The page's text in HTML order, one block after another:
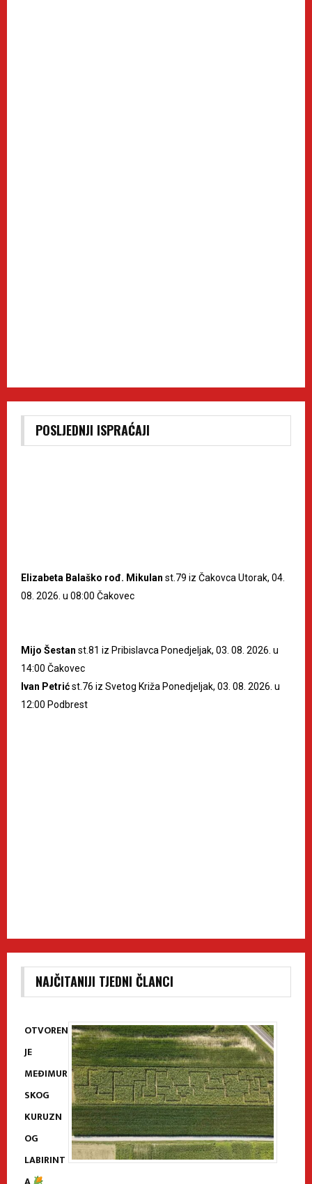
POSLJEDNJI ISPRAĆAJI
Elizabeta Balaško rođ. Mikulan st.79 iz Čakovca Utorak, 04.
08. 2026. u 08:00 Čakovec
Mijo Šestan st.81 iz Pribislavca Ponedjeljak, 03. 08. 2026. u
14:00 Čakovec
Ivan Petrićst.76 iz Svetog Križa Ponedjeljak, 03. 08. 2026. u
12:00 Podbrest
NAJČITANIJI TJEDNI ČLANCI
OTVOREN
JE
MEĐIMUR
SKOG
KURUZN
OG
LABIRINT